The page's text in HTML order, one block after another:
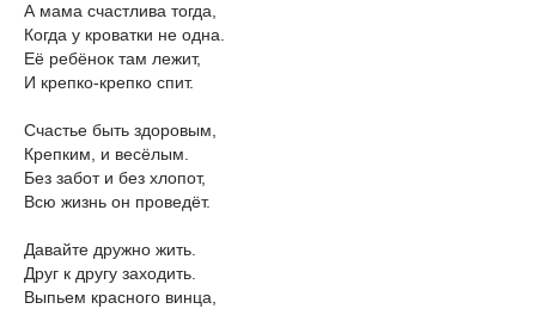
А мама счастлива тогда,
Когда у кроватки не одна.
Её ребёнок там лежит,
И крепко-крепко спит.
Счастье быть здоровым,
Крепким, и весёлым.
Без забот и без хлопот,
Всю жизнь он проведёт.
Давайте дружно жить.
Друг к другу заходить.
Выпьем красного винца,